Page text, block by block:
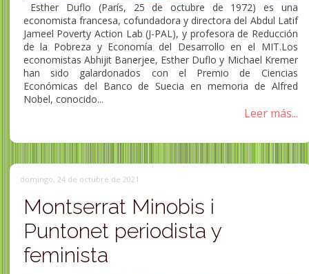
Esther Duflo (París, 25 de octubre de 1972)​ es una
economista francesa, cofundadora y directora del Abdul Latif
Jameel Poverty Action Lab (J-PAL),​ y profesora de Reducción
de la Pobreza y Economía del Desarrollo en el MIT.Los
economistas Abhijit Banerjee, Esther Duflo y Michael Kremer
han sido galardonados con el Premio de Ciencias
Económicas del Banco de Suecia en memoria de Alfred
Nobel, conocido...
Leer más...
domingo, 24 de octubre de 2021
Montserrat Minobis i
Puntonet periodista y
feminista